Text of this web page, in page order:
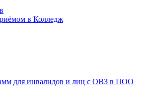
в Колледж
для инвалидов и лиц с ОВЗ в ПОО